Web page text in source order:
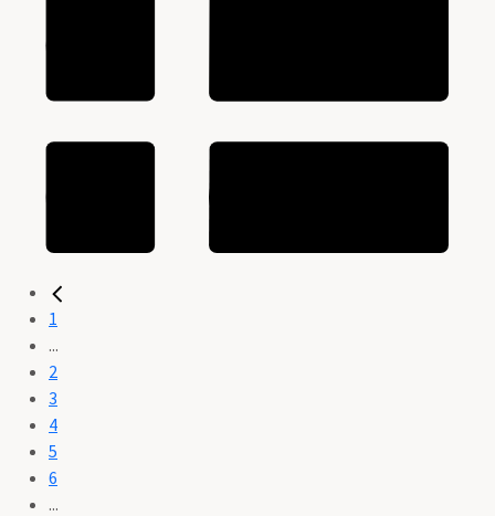
1
...
2
3
4
5
6
...